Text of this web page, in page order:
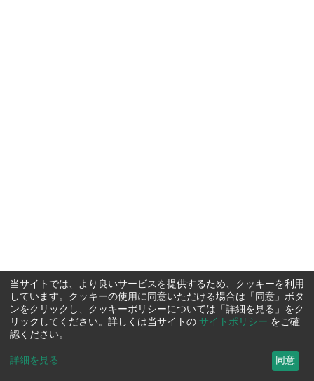
当サイトでは、より良いサービスを提供するため、クッキーを利用
しています。クッキーの使用に同意いただける場合は「同意」ボタ
ンをクリックし、クッキーポリシーについては「詳細を見る」をク
リックしてください。詳しくは当サイトの サイトポリシー をご確
認ください。
詳細を見る ... 同意